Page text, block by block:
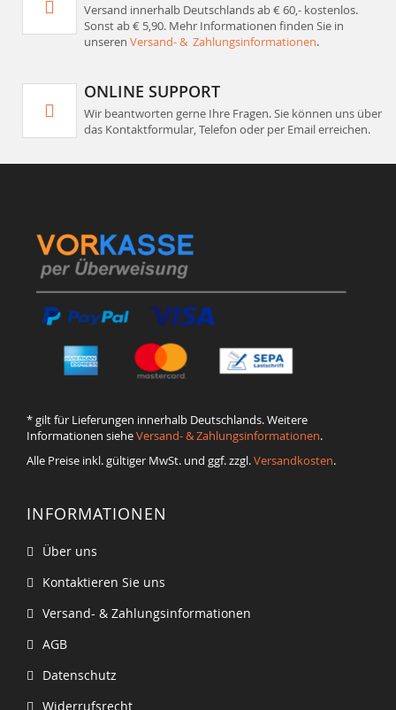
Versand innerhalb Deutschlands ab € 60,- kostenlos.
Sonst ab € 5,90. Mehr Informationen finden Sie in
unseren Versand- & Zahlungsinformationen.
ONLINE SUPPORT
Wir beantworten gerne Ihre Fragen. Sie können uns über
das Kontaktformular, Telefon oder per Email erreichen.
* gilt für Lieferungen innerhalb Deutschlands. Weitere
Informationen sieheVersand- & Zahlungsinformationen.
Alle Preise inkl. gültiger MwSt. und ggf. zzgl.Versandkosten.
INFORMATIONEN
Über uns
Kontaktieren Sie uns
Versand- & Zahlungsinformationen
AGB
Datenschutz
Widerrufsrecht